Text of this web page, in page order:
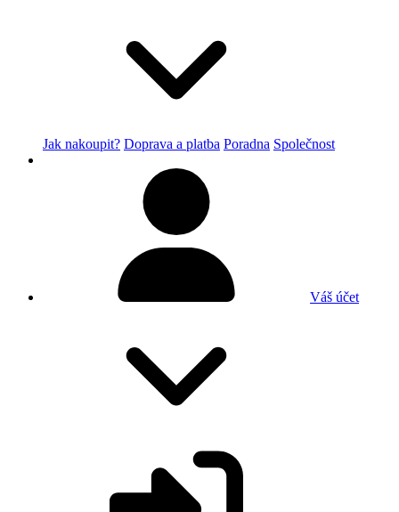
Jak nakoupit? Doprava a platba Poradna Společnost
Váš účet